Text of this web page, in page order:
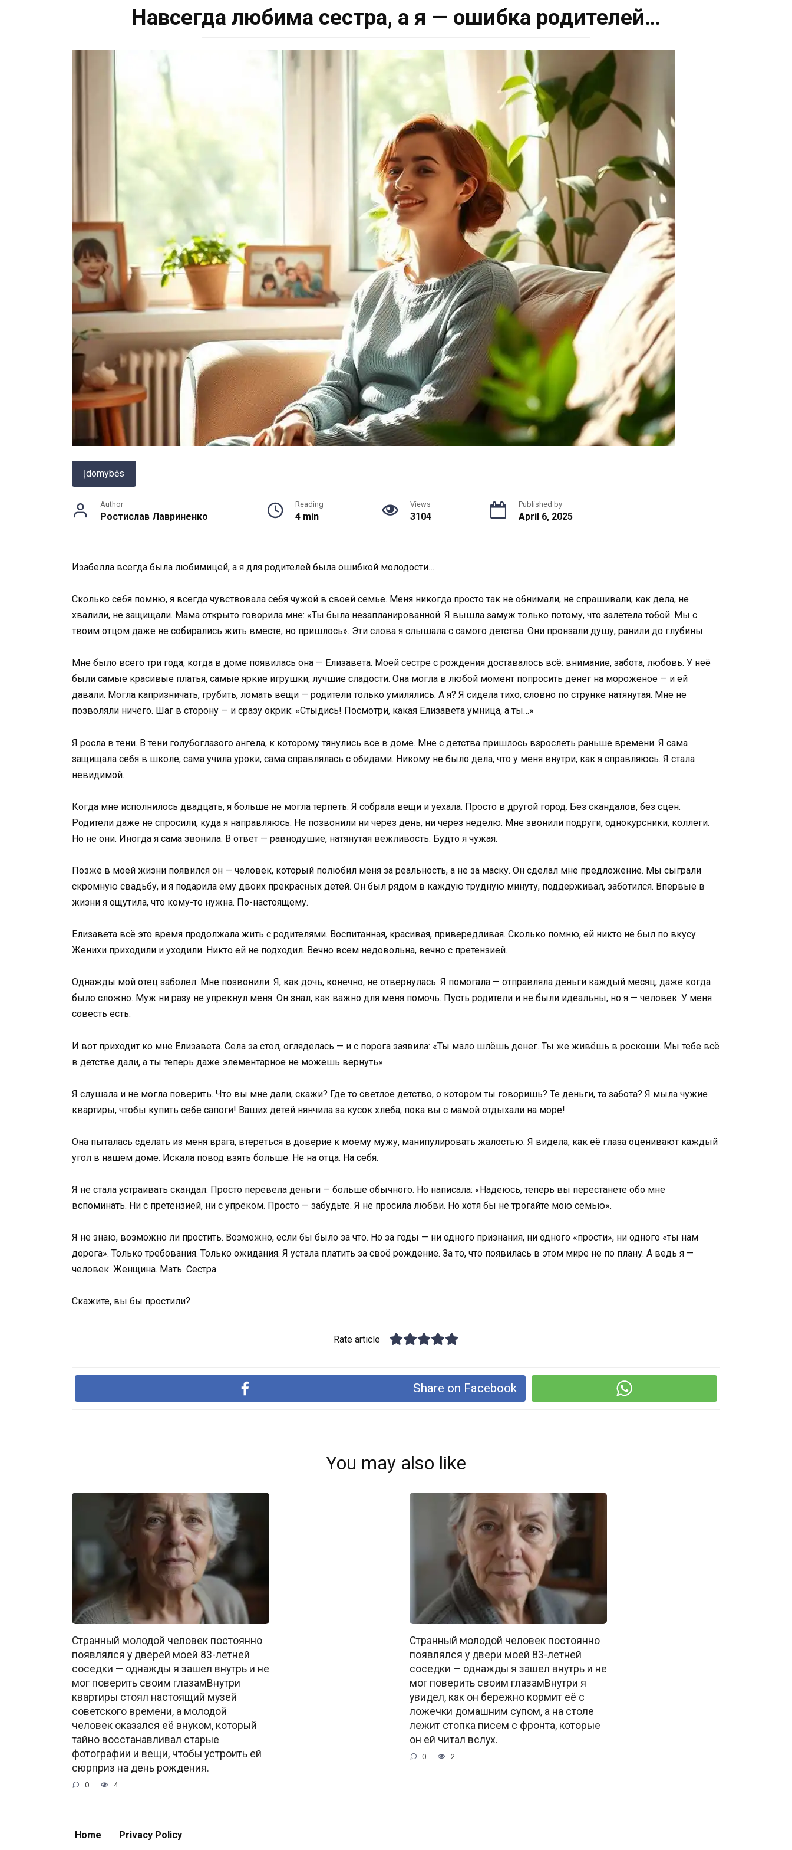
Навсегда любима сестра, а я — ошибка родителей…
Įdomybės
Author
Ростислав Лавриненко
Reading
4 min
Views
3104
Published by
April 6, 2025
Изабелла всегда была любимицей, а я для родителей была ошибкой молодости…
Сколько себя помню, я всегда чувствовала себя чужой в своей семье. Меня никогда просто так не обнимали, не спрашивали, как дела, не
хвалили, не защищали. Мама открыто говорила мне: «Ты была незапланированной. Я вышла замуж только потому, что залетела тобой. Мы с
твоим отцом даже не собирались жить вместе, но пришлось». Эти слова я слышала с самого детства. Они пронзали душу, ранили до глубины.
Мне было всего три года, когда в доме появилась она — Елизавета. Моей сестре с рождения доставалось всё: внимание, забота, любовь. У неё
были самые красивые платья, самые яркие игрушки, лучшие сладости. Она могла в любой момент попросить денег на мороженое — и ей
давали. Могла капризничать, грубить, ломать вещи — родители только умилялись. А я? Я сидела тихо, словно по струнке натянутая. Мне не
позволяли ничего. Шаг в сторону — и сразу окрик: «Стыдись! Посмотри, какая Елизавета умница, а ты…»
Я росла в тени. В тени голубоглазого ангела, к которому тянулись все в доме. Мне с детства пришлось взрослеть раньше времени. Я сама
защищала себя в школе, сама учила уроки, сама справлялась с обидами. Никому не было дела, что у меня внутри, как я справляюсь. Я стала
невидимой.
Когда мне исполнилось двадцать, я больше не могла терпеть. Я собрала вещи и уехала. Просто в другой город. Без скандалов, без сцен.
Родители даже не спросили, куда я направляюсь. Не позвонили ни через день, ни через неделю. Мне звонили подруги, однокурсники, коллеги.
Но не они. Иногда я сама звонила. В ответ — равнодушие, натянутая вежливость. Будто я чужая.
Позже в моей жизни появился он — человек, который полюбил меня за реальность, а не за маску. Он сделал мне предложение. Мы сыграли
скромную свадьбу, и я подарила ему двоих прекрасных детей. Он был рядом в каждую трудную минуту, поддерживал, заботился. Впервые в
жизни я ощутила, что кому-то нужна. По-настоящему.
Елизавета всё это время продолжала жить с родителями. Воспитанная, красивая, привередливая. Сколько помню, ей никто не был по вкусу.
Женихи приходили и уходили. Никто ей не подходил. Вечно всем недовольна, вечно с претензией.
Однажды мой отец заболел. Мне позвонили. Я, как дочь, конечно, не отвернулась. Я помогала — отправляла деньги каждый месяц, даже когда
было сложно. Муж ни разу не упрекнул меня. Он знал, как важно для меня помочь. Пусть родители и не были идеальны, но я — человек. У меня
совесть есть.
И вот приходит ко мне Елизавета. Села за стол, огляделась — и с порога заявила: «Ты мало шлёшь денег. Ты же живёшь в роскоши. Мы тебе всё
в детстве дали, а ты теперь даже элементарное не можешь вернуть».
Я слушала и не могла поверить. Что вы мне дали, скажи? Где то светлое детство, о котором ты говоришь? Те деньги, та забота? Я мыла чужие
квартиры, чтобы купить себе сапоги! Ваших детей нянчила за кусок хлеба, пока вы с мамой отдыхали на море!
Она пыталась сделать из меня врага, втереться в доверие к моему мужу, манипулировать жалостью. Я видела, как её глаза оценивают каждый
угол в нашем доме. Искала повод взять больше. Не на отца. На себя.
Я не стала устраивать скандал. Просто перевела деньги — больше обычного. Но написала: «Надеюсь, теперь вы перестанете обо мне
вспоминать. Ни с претензией, ни с упрёком. Просто — забудьте. Я не просила любви. Но хотя бы не трогайте мою семью».
Я не знаю, возможно ли простить. Возможно, если бы было за что. Но за годы — ни одного признания, ни одного «прости», ни одного «ты нам
дорога». Только требования. Только ожидания. Я устала платить за своё рождение. За то, что появилась в этом мире не по плану. А ведь я —
человек. Женщина. Мать. Сестра.
Скажите, вы бы простили?
Rate article
Share on Facebook
You may also like
Странный молодой человек постоянно
появлялся у дверей моей 83-летней
соседки — однажды я зашел внутрь и не
мог поверить своим глазамВнутри
квартиры стоял настоящий музей
советского времени, а молодой
человек оказался её внуком, который
тайно восстанавливал старые
фотографии и вещи, чтобы устроить ей
сюрприз на день рождения.
0 4
Странный молодой человек постоянно
появлялся у двери моей 83-летней
соседки — однажды я зашел внутрь и не
мог поверить своим глазамВнутри я
увидел, как он бережно кормит её с
ложечки домашним супом, а на столе
лежит стопка писем с фронта, которые
он ей читал вслух.
0 2
Home Privacy Policy